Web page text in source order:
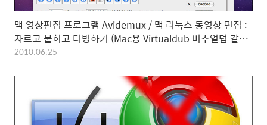
맥 영상편집 프로그램 Avidemux / 맥 리눅스 동영상 편집 :
자르고 붙히고 더빙하기 (Mac용 Virtualdub 버추얼덥 같은
프로그램)
2010.06.25